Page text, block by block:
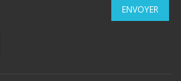
ENVOYER